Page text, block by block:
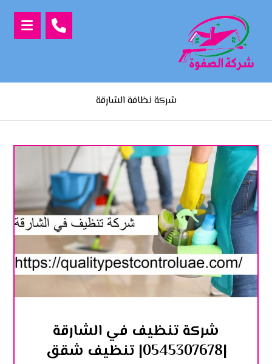
شركة نظافة الشارقة
شركة تنظيف في الشارقة
|0545307678| تنظيف شقق